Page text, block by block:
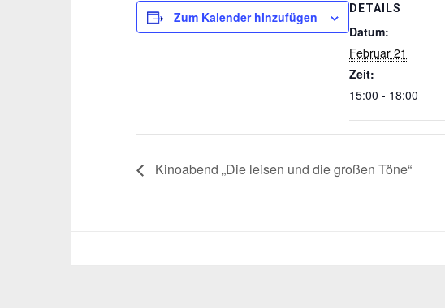
Zum Kalender hinzufügen
DETAILS
Datum:
Februar 21
Zeit:
15:00 - 18:00
Kinoabend „Die leisen und die großen Töne“